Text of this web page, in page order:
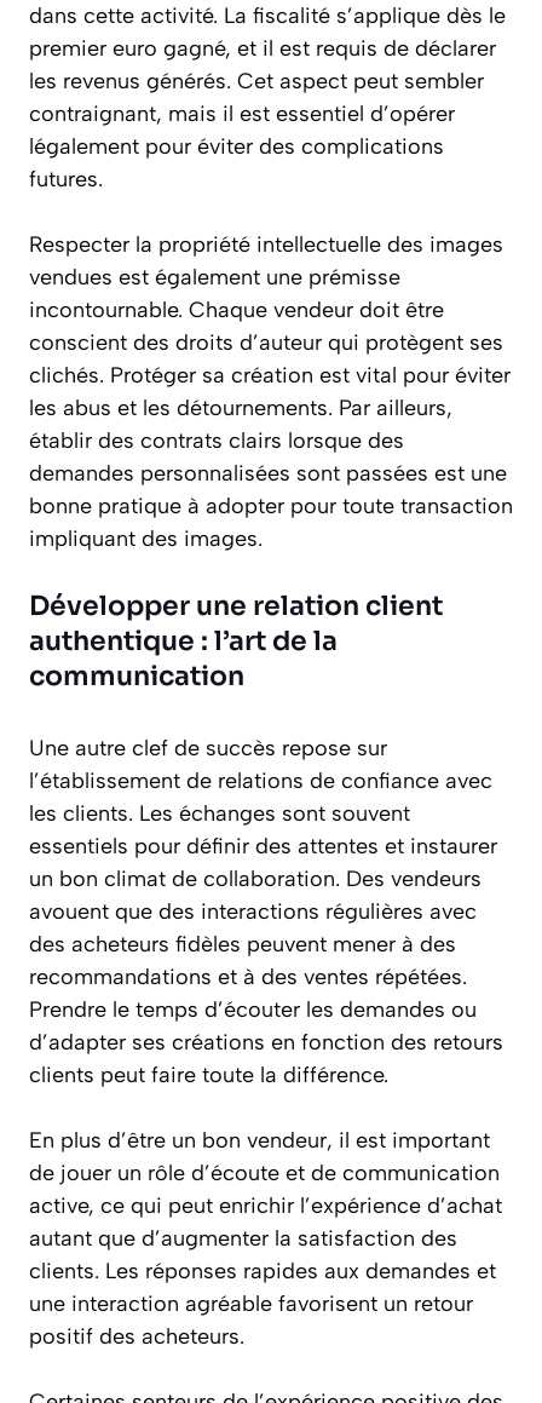
dans cette activité. La fiscalité s’applique dès le
premier euro gagné, et il est requis de déclarer
les revenus générés. Cet aspect peut sembler
contraignant, mais il est essentiel d’opérer
légalement pour éviter des complications
futures.
Respecter la propriété intellectuelle des images
vendues est également une prémisse
incontournable. Chaque vendeur doit être
conscient des droits d’auteur qui protègent ses
clichés. Protéger sa création est vital pour éviter
les abus et les détournements. Par ailleurs,
établir des contrats clairs lorsque des
demandes personnalisées sont passées est une
bonne pratique à adopter pour toute transaction
impliquant des images.
Développer une relation client
authentique : l’art de la
communication
Une autre clef de succès repose sur
l’établissement de relations de confiance avec
les clients. Les échanges sont souvent
essentiels pour définir des attentes et instaurer
un bon climat de collaboration. Des vendeurs
avouent que des interactions régulières avec
des acheteurs fidèles peuvent mener à des
recommandations et à des ventes répétées.
Prendre le temps d’écouter les demandes ou
d’adapter ses créations en fonction des retours
clients peut faire toute la différence.
En plus d’être un bon vendeur, il est important
de jouer un rôle d’écoute et de communication
active, ce qui peut enrichir l’expérience d’achat
autant que d’augmenter la satisfaction des
clients. Les réponses rapides aux demandes et
une interaction agréable favorisent un retour
positif des acheteurs.